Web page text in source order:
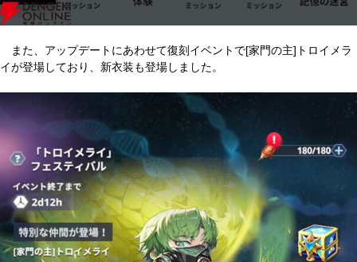
また、アップデートにあわせて復刻イベントで[家門の主]トロイメラ
イが登場しており、新衣装も登場しました。